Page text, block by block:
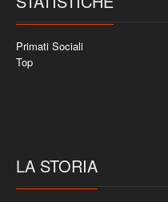
Primati Sociali
Top
LA STORIA